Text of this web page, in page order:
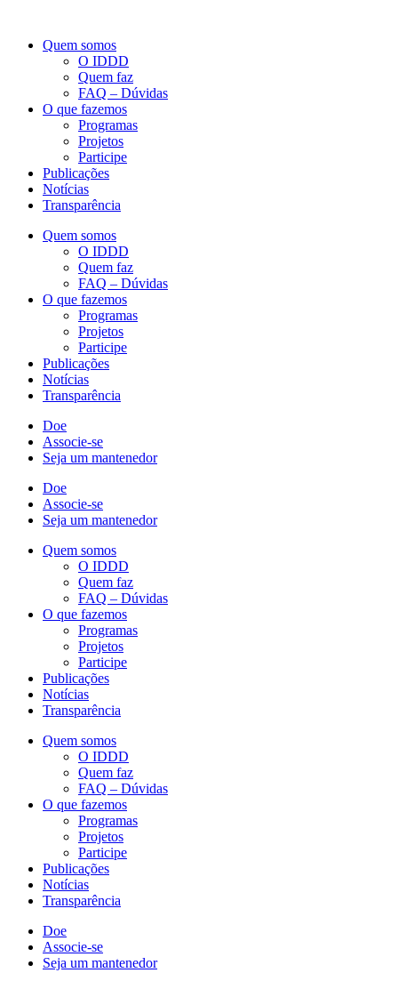
Quem somos
O IDDD
Quem faz
FAQ – Dúvidas
O que fazemos
Programas
Projetos
Participe
Publicações
Notícias
Transparência
Quem somos
O IDDD
Quem faz
FAQ – Dúvidas
O que fazemos
Programas
Projetos
Participe
Publicações
Notícias
Transparência
Doe
Associe-se
Seja um mantenedor
Doe
Associe-se
Seja um mantenedor
Quem somos
O IDDD
Quem faz
FAQ – Dúvidas
O que fazemos
Programas
Projetos
Participe
Publicações
Notícias
Transparência
Quem somos
O IDDD
Quem faz
FAQ – Dúvidas
O que fazemos
Programas
Projetos
Participe
Publicações
Notícias
Transparência
Doe
Associe-se
Seja um mantenedor